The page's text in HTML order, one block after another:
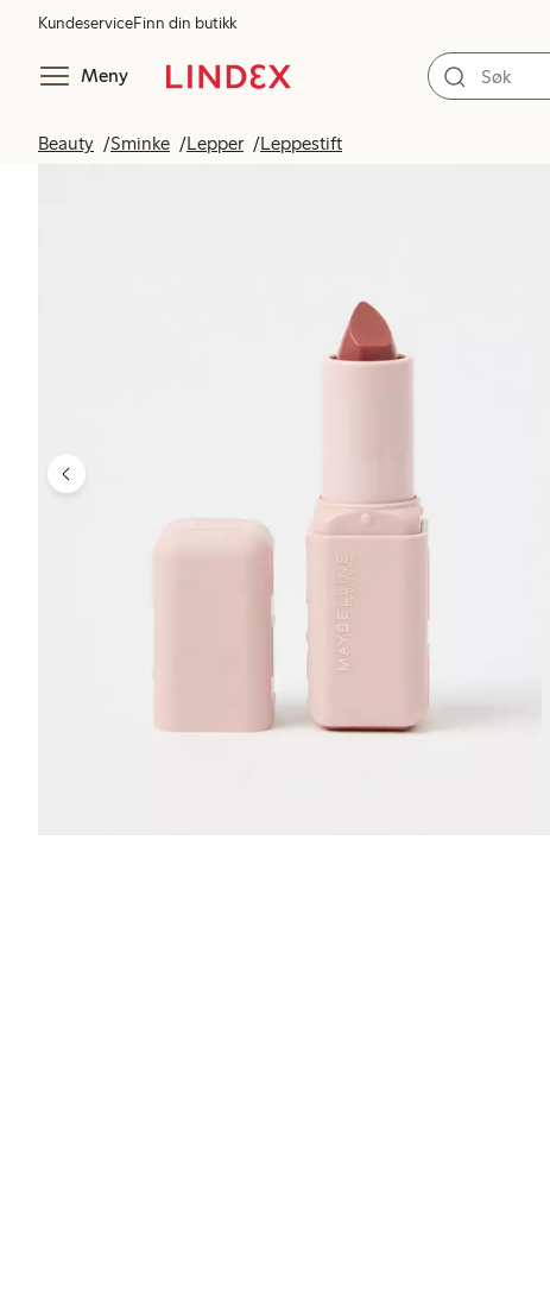
KundeserviceFinn din butikk
Meny
Beauty Sminke Lepper Leppestift